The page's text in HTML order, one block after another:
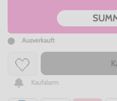
Ausverkauft
Kaufalarm